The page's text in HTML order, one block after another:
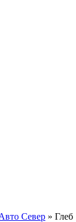
Север » Глеб